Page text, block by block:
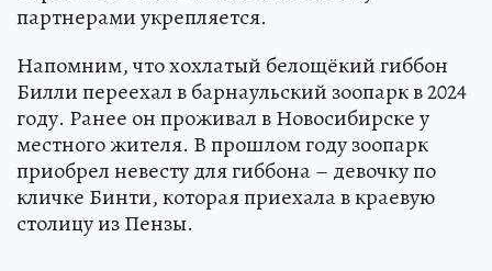
партнерами укрепляется.
Напомним, что хохлатый белощёкий гиббон
Билли переехал в барнаульский зоопарк в 2024
году. Ранее он проживал в Новосибирске у
местного жителя. В прошлом году зоопарк
приобрел невесту для гиббона – девочку по
кличке Бинти, которая приехала в краевую
столицу из Пензы.